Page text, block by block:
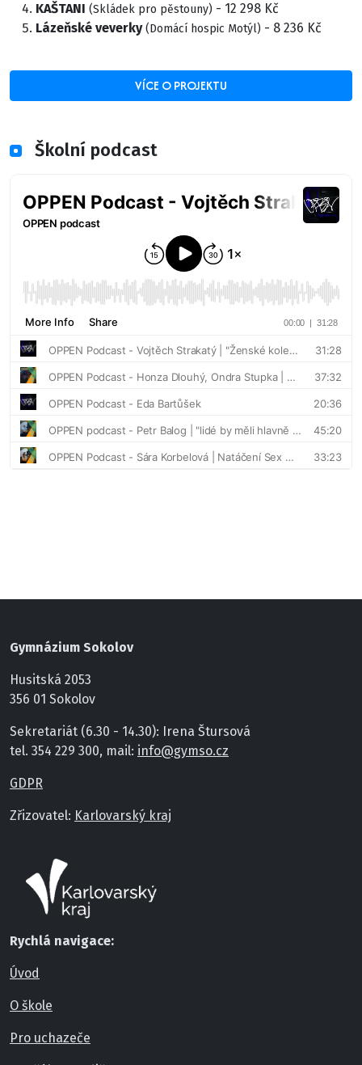
KAŠTANI (Skládek pro pěstouny) - 12 298 Kč
Lázeňské veverky (Domácí hospic Motýl) - 8 236 Kč
VÍCE O PROJEKTU
Školní podcast
Gymnázium Sokolov
Husitská 2053
356 01 Sokolov
Sekretariát (6.30 - 14.30): Irena Štursová
tel. 354 229 300, mail: info@gymso.cz
GDPR
Zřizovatel: Karlovarský kraj
Rychlá navigace:
Úvod
O škole
Pro uchazeče